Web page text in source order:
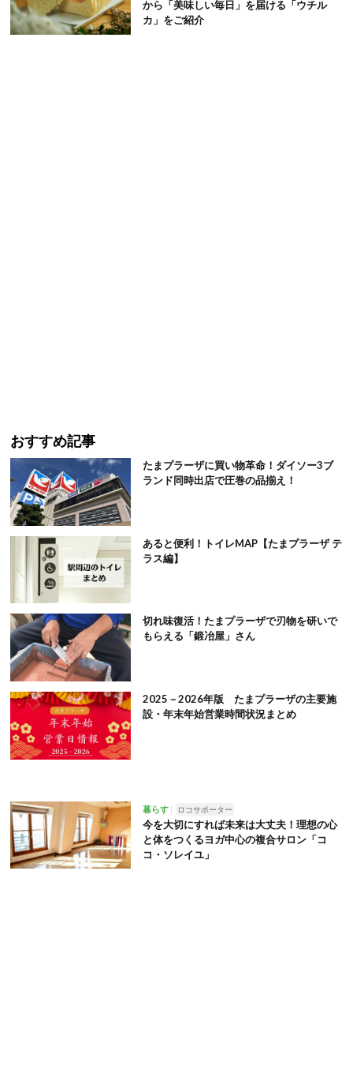
から「美味しい毎日」を届ける「ウチル
カ」をご紹介
おすすめ記事
たまプラーザに買い物革命！ダイソー3ブ
ランド同時出店で圧巻の品揃え！
あると便利！トイレMAP【たまプラーザ テ
ラス編】
切れ味復活！たまプラーザで刃物を研いで
もらえる「鍛冶屋」さん
2025－2026年版 たまプラーザの主要施
設・年末年始営業時間状況まとめ
暮らす ロコサポーター
今を大切にすれば未来は大丈夫！理想の心
と体をつくるヨガ中心の複合サロン「コ
コ・ソレイユ」